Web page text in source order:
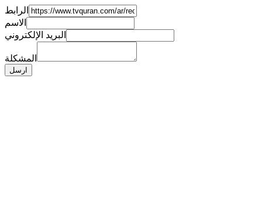
الرابط
الاسم
البريد الإلكتروني
المشكلة
ارسل